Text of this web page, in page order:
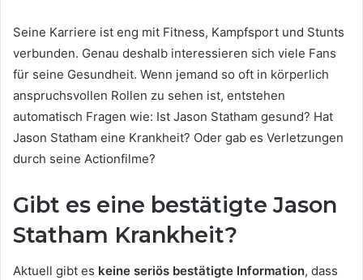
Seine Karriere ist eng mit Fitness, Kampfsport und Stunts
verbunden. Genau deshalb interessieren sich viele Fans
für seine Gesundheit. Wenn jemand so oft in körperlich
anspruchsvollen Rollen zu sehen ist, entstehen
automatisch Fragen wie: Ist Jason Statham gesund? Hat
Jason Statham eine Krankheit? Oder gab es Verletzungen
durch seine Actionfilme?
Gibt es eine bestätigte Jason
Statham Krankheit?
Aktuell gibt es keine seriös bestätigte Information, dass